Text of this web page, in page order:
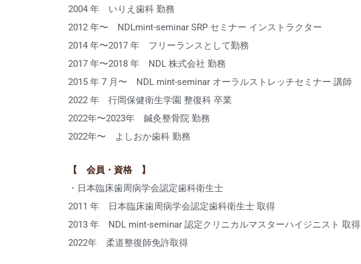
2004 年 いりえ歯科 勤務
2012 年〜 NDLmint-seminar SRP セミナー インストラクター
2014 年〜2017 年 フリーランスとして勤務
2017 年〜2018 年 NDL 株式会社 勤務
2015 年 7 月〜 NDL mint-seminar オーラルストレッチセミナー 講師
2022 年 行岡保健衛生学園 整復科 卒業
2022年〜2023年 鍼灸整骨院 勤務
2022年〜 よしおか歯科 勤務
【 会員・資格 】
・日本臨床歯周病学会認定歯科衛生士
2011 年 日本臨床歯周病学会認定歯科衛生士 取得
2013 年 NDL mint-seminar 認定クリニカルマスターハイジニスト 取得
2022年 柔道整復師免許取得